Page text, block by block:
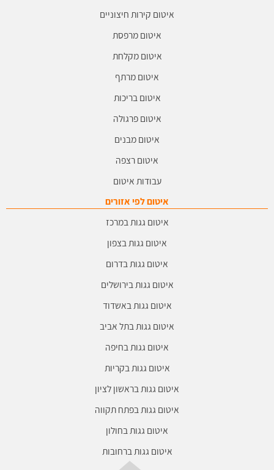
איטום קירות חיצוניים
איטום מרפסת
איטום מקלחת
איטום מרתף
איטום בריכות
איטום פרגולה
איטום מבנים
איטום רצפה
עבודות איטום
איטום לפי אזורים
איטום גגות במרכז
איטום גגות בצפון
איטום גגות בדרום
איטום גגות בירושלים
איטום גגות באשדוד
איטום גגות בתל אביב
איטום גגות בחיפה
איטום גגות בקריות
איטום גגות בראשון לציון
איטום גגות בפתח תקווה
איטום גגות בחולון
איטום גגות ברחובות